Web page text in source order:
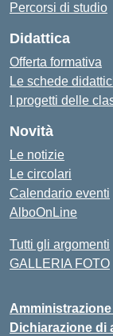
Percorsi di studio
Didattica
Offerta formativa
Le schede
I progetti delle
Novità
Le notizie
Le circolari
Calendario eventi
AlboOnLine
Tutti gli argomenti
GALLERIA FOTO
Dichiarazione di